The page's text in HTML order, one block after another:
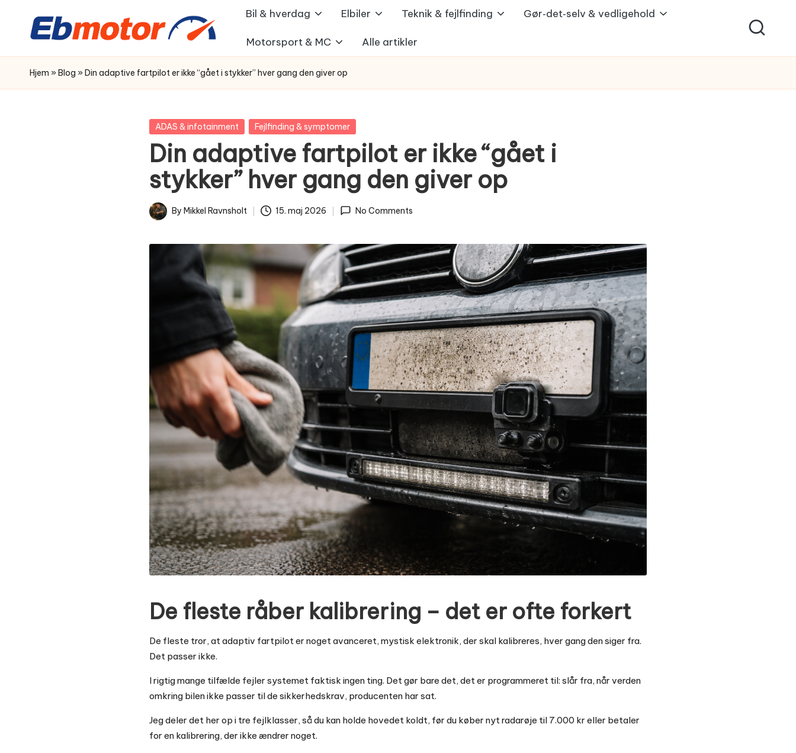
Bil & hverdag Elbiler Teknik & fejlfinding Gør‑det‑selv & vedligehold
Motorsport & MC Alle artikler
Hjem » Blog » Din adaptive fartpilot er ikke “gået i stykker” hver gang den giver op
Posted
ADAS & infotainment Fejlfinding & symptomer
Din adaptive fartpilot er ikke “gået i
stykker” hver gang den giver op
Posted
By Mikkel Ravnsholt 15. maj 2026 No Comments
De fleste råber kalibrering – det er ofte forkert
De fleste tror, at adaptiv fartpilot er noget avanceret, mystisk elektronik, der skal kalibreres, hver gang den siger fra.
Det passer ikke.
I rigtig mange tilfælde fejler systemet faktisk ingen ting. Det gør bare det, det er programmeret til: slår fra, når verden
omkring bilen ikke passer til de sikkerhedskrav, producenten har sat.
Jeg deler det her op i tre fejlklasser, så du kan holde hovedet koldt, før du køber nyt radarøje til 7.000 kr eller betaler
for en kalibrering, der ikke ændrer noget.